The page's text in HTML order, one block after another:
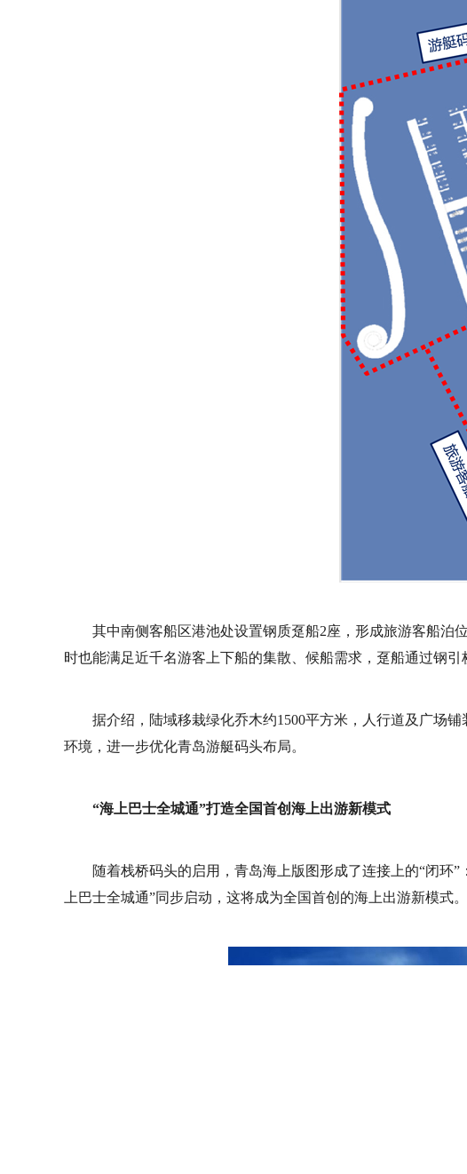
其中南侧客船区港池处设置钢质趸船2座，形成旅游客船泊
时也能满足近千名游客上下船的集散、候船需求，趸船通过钢引
据介绍，陆域移栽绿化乔木约1500平方米，人行道及广场
环境，进一步优化青岛游艇码头布局。
“海上巴士全城通”打造全国首创海上出游新模式
随着栈桥码头的启用，青岛海上版图形成了连接上的“闭
上巴士全城通”同步启动，这将成为全国首创的海上出游新模式。